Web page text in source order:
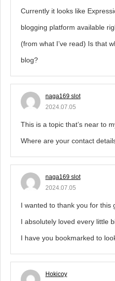
Currently it looks like
blogging platform available
(from what I’ve read) Is that
blog?
naga169 slot
2024.07.05
This is a topic that’s near to
Where are your contact
naga169 slot
2024.07.05
I wanted to thank you for this
I absolutely loved every little
I have you bookmarked to
Hokicoy